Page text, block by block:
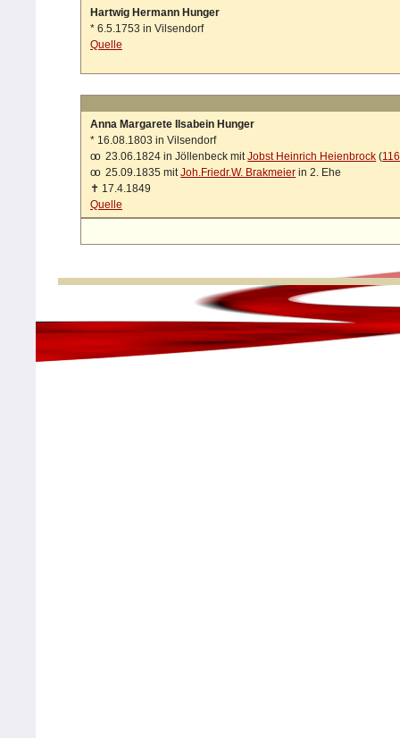
Hartwig Hermann Hunger
* 6.5.1753 in Vilsendorf
Quelle
Anna Margarete Ilsabein Hunger
* 16.08.1803 in Vilsendorf
oo 23.06.1824 in Jöllenbeck mitJobst Heinrich Heienbrock (116
oo 25.09.1835 mitJoh.Friedr.W. Brakmeier in 2. Ehe
✝ 17.4.1849
Quelle